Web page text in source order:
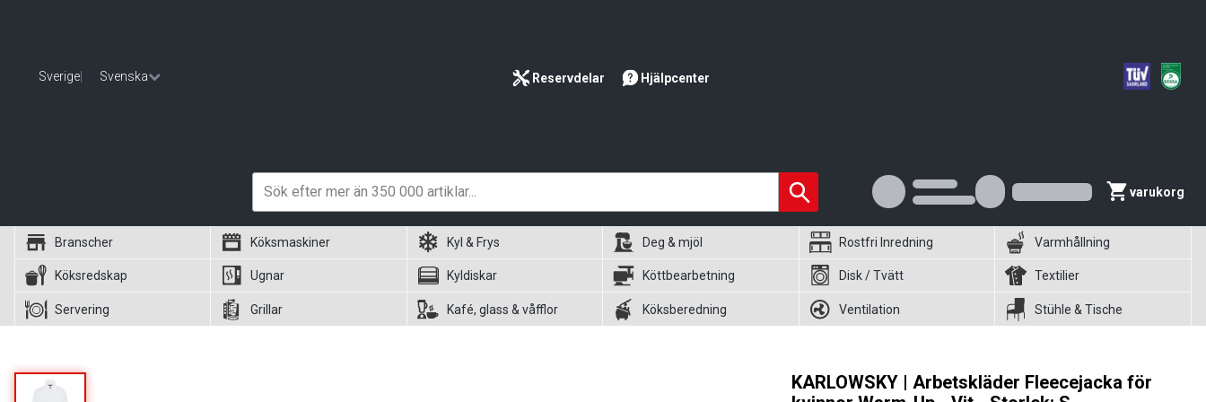
Sverige Svenska Reservdelar Hjälpcenter
varukorg
Branscher Köksmaskiner Kyl & Frys Deg & mjöl Rostfri Inredning Varmhållning
Köksredskap Ugnar Kyldiskar Köttbearbetning Disk / Tvätt Textilier
Servering Grillar Kafé, glass & våfflor Köksberedning Ventilation Stühle & Tische
KARLOWSKY | Arbetskläder Fleecejacka för